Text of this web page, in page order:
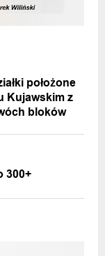
położone
Kujawskim z
bloków
300+